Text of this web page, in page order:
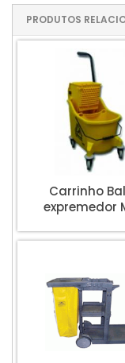
PRODUTOS
Carrinho
expremedor